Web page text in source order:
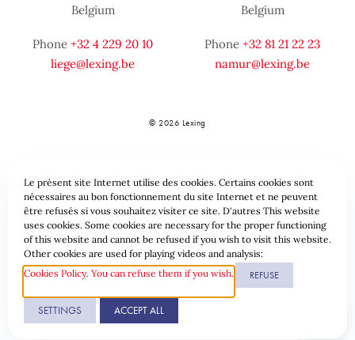
Belgium
Phone +32 4 229 20 10
liege@lexing.be
Belgium
Phone +32 81 21 22 23
namur@lexing.be
© 2026 Lexing
Sitemap Standard provisions Data protection & Cookies
Website by
Le présent site Internet utilise des cookies. Certains cookies sont
nécessaires au bon fonctionnement du site Internet et ne peuvent
être refusés si vous souhaitez visiter ce site. D'autres This website
uses cookies. Some cookies are necessary for the proper functioning
of this website and cannot be refused if you wish to visit this website.
Other cookies are used for playing videos and analysis:
Cookies Policy. You can refuse them if you wish.
REFUSE
SETTINGS ACCEPT ALL